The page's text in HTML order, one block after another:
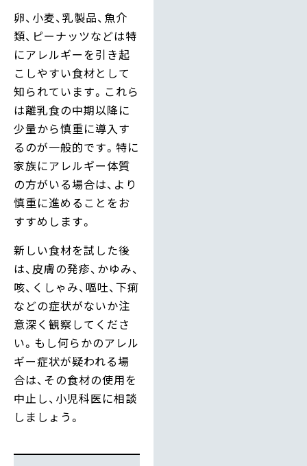
卵、小麦、乳製品、魚介
類、ピーナッツなどは特
にアレルギーを引き起
こしやすい食材として
知られています。これら
は離乳食の中期以降に
少量から慎重に導入す
るのが一般的です。特に
家族にアレルギー体質
の方がいる場合は、より
慎重に進めることをお
すすめします。
新しい食材を試した後
は、皮膚の発疹、かゆみ、
咳、くしゃみ、嘔吐、下痢
などの症状がないか注
意深く観察してくださ
い。もし何らかのアレル
ギー症状が疑われる場
合は、その食材の使用を
中止し、小児科医に相談
しましょう。